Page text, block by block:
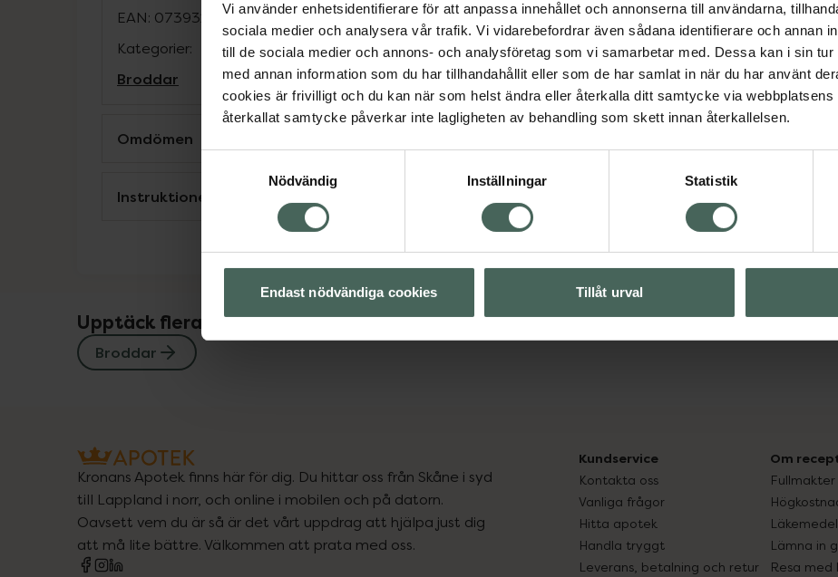
Vi använder enhetsidentifierare för att anpassa innehållet och annonserna till användarna,
sociala medier och analysera vår trafik. Vi vidarebefordrar även sådana identifierare och annan
till de sociala medier och annons- och analysföretag som vi samarbetar med. Dessa kan i sin
med annan information som du har tillhandahållit eller som de har samlat in när du har använt
cookies är frivilligt och du kan när som helst ändra eller återkalla ditt samtycke via webbplatsens
återkallat samtycke påverkar inte lagligheten av behandling som skett innan återkallelsen.
Nödvändig
Inställningar Statistik
Endast nödvändiga cookies Tillåt urval
EAN: 07393274015973
Kategorier:
Broddar
Omdömen
Instruktioner
Upptäck flera produkter inom
Broddar
Kronans Apotek finns här för dig. Du hittar oss från Skåne i syd
till Lappland i norr, och online i mobilen och på datorn.
Oavsett vem du är så är det vårt uppdrag att hjälpa just dig
att må lite bättre. Välkommen att prata med oss.
Kundservice
Kontakta oss
Vanliga frågor
Hitta apotek
Handla tryggt
Leverans, betalning och retur
Om
Fullmakter
Lämna in
Resa med